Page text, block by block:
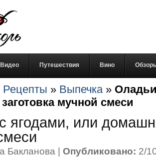
Видео Путешествия Вино
Рецепты » Выпечка»
мучной смеси
ягодами, или
Бакланова | Опубликовано: 2/